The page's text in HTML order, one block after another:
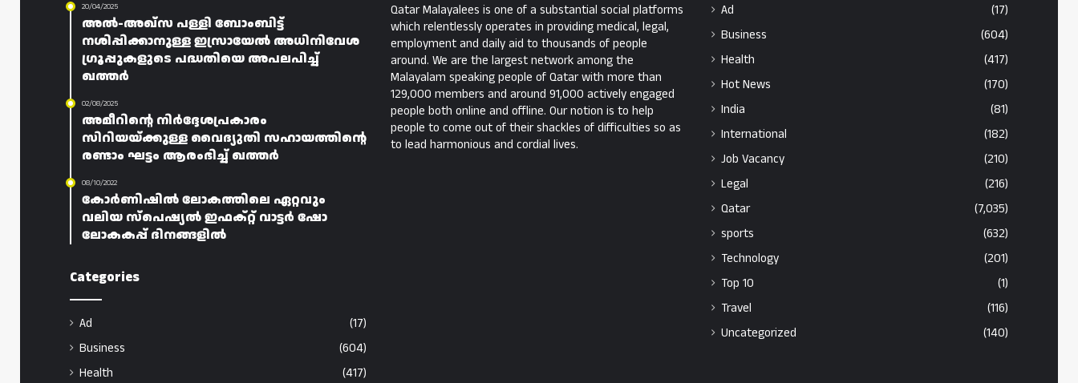
20/04/2025
അൽ-അഖ്‌സ പള്ളി ബോംബിട്ട്
നശിപ്പിക്കാനുള്ള ഇസ്രായേൽ അധിനിവേശ
ഗ്രൂപ്പുകളുടെ പദ്ധതിയെ അപലപിച്ച്
ഖത്തർ
02/08/2025
അമീറിന്റെ നിർദ്ദേശപ്രകാരം
സിറിയയ്ക്കുള്ള വൈദ്യുതി സഹായത്തിന്റെ
രണ്ടാം ഘട്ടം ആരംഭിച്ച് ഖത്തർ
08/10/2022
കോർണിഷിൽ ലോകത്തിലെ ഏറ്റവും
വലിയ സ്പെഷ്യൽ ഇഫക്റ്റ് വാട്ടർ ഷോ
ലോകകപ്പ് ദിനങ്ങളിൽ
Categories
Ad
(17)
Business
(604)
Health
(417)
Qatar Malayalees is one of a substantial social platforms
which relentlessly operates in providing medical, legal,
employment and daily aid to thousands of people
around. We are the largest network among the
Malayalam speaking people of Qatar with more than
129,000 members and around 91,000 actively engaged
people both online and offline. Our notion is to help
people to come out of their shackles of difficulties so as
to lead harmonious and cordial lives.
Ad
(17)
Business
(604)
Health
(417)
Hot News
(170)
India
(81)
International
(182)
Job Vacancy
(210)
Legal
(216)
Qatar
(7,035)
sports
(632)
Technology
(201)
Top 10
(1)
Travel
(116)
Uncategorized
(140)